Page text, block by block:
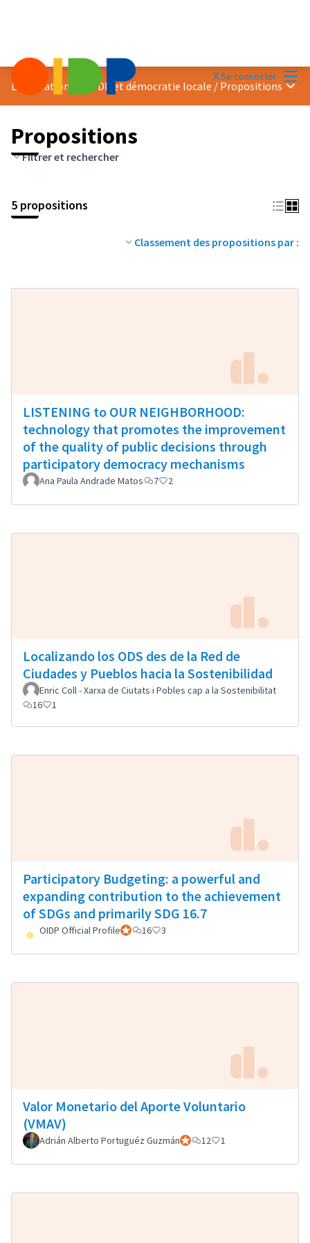
Se connecter
Localisation des ODD et démocratie locale / Propositions
Propositions
Filtrer et rechercher
5 propositions
Classement des propositions par :
LISTENING to OUR NEIGHBORHOOD:
technology that promotes the improvement
of the quality of public decisions through
participatory democracy mechanisms
Ana Paula Andrade Matos 7 2
Localizando los ODS des de la Red de
Ciudades y Pueblos hacia la Sostenibilidad
Enric Coll - Xarxa de Ciutats i Pobles cap a la Sostenibilitat
16
1
Participatory Budgeting: a powerful and
expanding contribution to the achievement
of SDGs and primarily SDG 16.7
OIDP Official ProfileParticipant officiel
16 3
Valor Monetario del Aporte Voluntario
(VMAV)
Adrián Alberto Portuguéz GuzmánParticipant officiel
12 1